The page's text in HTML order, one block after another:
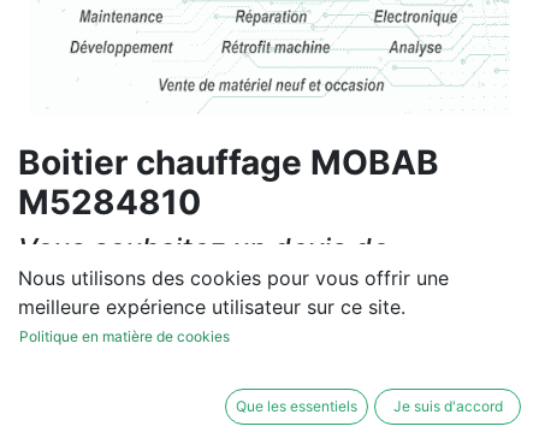
Boitier chauffage MOBAB
M5284810
Vous souhaitez un devis de
réparation ou de vente, un
diagnostic sur site?
Nous utilisons des cookies pour vous offrir une
meilleure expérience utilisateur sur ce site.
Politique en matière de cookies
Que les essentiels Je suis d'accord